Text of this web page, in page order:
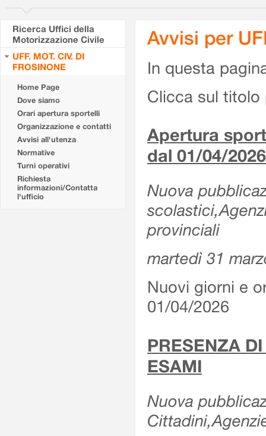
Ricerca Uffici della
Motorizzazione Civile
UFF. MOT. CIV. DI
FROSINONE
Home Page
Dove siamo
Orari apertura sportelli
Organizzazione e contatti
Avvisi all'utenza
Normative
Turni operativi
Richiesta
informazioni/Contatta
l'ufficio
Avvisi per
In questa
Clicca sul titolo
Apertura
dal 01/04/2026
Nuova
provinciali
martedì 31
Nuovi giorni e
01/04/2026
PRESENZA
ESAMI
Nuova